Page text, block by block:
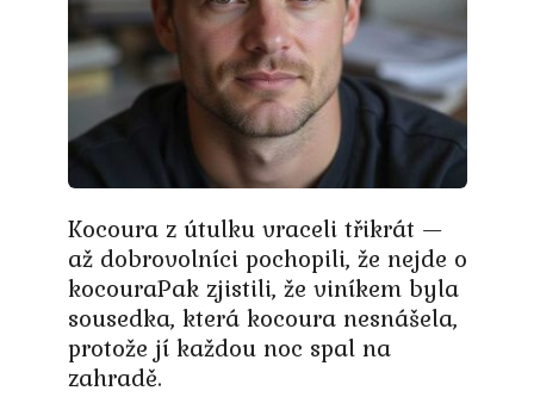
Kocoura z útulku vraceli třikrát —
až dobrovolníci pochopili, že nejde o
kocouraPak zjistili, že viníkem byla
sousedka, která kocoura nesnášela,
protože jí každou noc spal na
zahradě.